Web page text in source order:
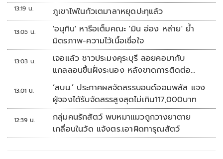
13:19 น. ภูเขาไฟในกัวเตมาลาหยุดปะทุแล้ว
13:05 น.
'อนุทิน' หารือเต็มคณะ 'มิน อ่อง หล่าย' ย้ำ
มิตรภาพ-ความไว้เนื้อเชื่อใจ
13:03 น.
เจอแล้ว ชาวประมงคุระบุรี ลอยคอมากับ
แกลลอนขึ้นฝั่งระนอง หลังขาดการติดต่อ
หลายวัน
13:01 น.
‘สบน.’ ประกาศผลจัดสรรบอนด์ออมพลัส แจง
ผู้จองได้รับจัดสรรสูงสุดไม่เกิน117,000บาท
12:39 น.
กลุ่มคนรักสัตว์ พบหมาแมวถูกวางยาตาย
เกลื่อนในวัด แจ้งตร.เอาผิดทารุณสัตว์